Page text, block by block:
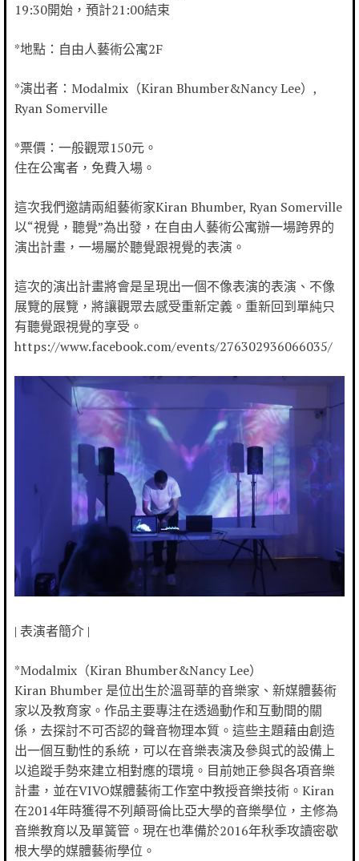
19:30開始，預計21:00結束
*地點：自由人藝術公寓2F
*演出者：Modalmix（Kiran Bhumber&Nancy Lee）,
Ryan Somerville
*票價：一般觀眾150元。
住在公寓者，免費入場。
這次我們邀請兩組藝術家Kiran Bhumber, Ryan Somerville
以“視覺，聽覺”為出發，在自由人藝術公寓辦一場跨界的
演出計畫，一場屬於聽覺跟視覺的表演。
這次的演出計畫將會是呈現出一個不像表演的表演、不像
展覽的展覽，將讓觀眾去感受重新定義。重新回到單純只
有聽覺跟視覺的享受。
https://www.facebook.com/events/276302936066035/
| 表演者簡介 |
*Modalmix（Kiran Bhumber&Nancy Lee）
Kiran Bhumber 是位出生於溫哥華的音樂家、新媒體藝術
家以及教育家。作品主要專注在透過動作和互動間的關
係，去探討不可否認的聲音物理本質。這些主題藉由創造
出一個互動性的系統，可以在音樂表演及參與式的設備上
以追蹤手勢來建立相對應的環境。目前她正參與各項音樂
計畫，並在VIVO媒體藝術工作室中教授音樂技術。Kiran
在2014年時獲得不列顛哥倫比亞大學的音樂學位，主修為
音樂教育以及單簧管。現在也準備於2016年秋季攻讀密歇
根大學的媒體藝術學位。